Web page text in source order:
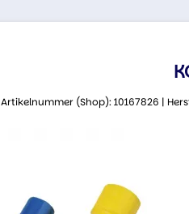
Artikelnummer (Shop): 10167826 |